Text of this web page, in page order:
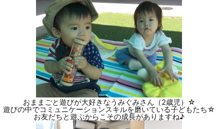
おままごと遊びが大好きなうみぐみさん（2歳児）☆
遊びの中でコミュニケーションスキルを磨いている子どもたち☆
お友だちと遊ぶからこその成長がありますね♪